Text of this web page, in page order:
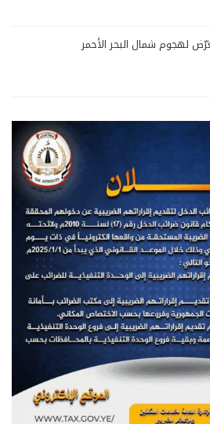
لهجوم شمال البحر الأحمر